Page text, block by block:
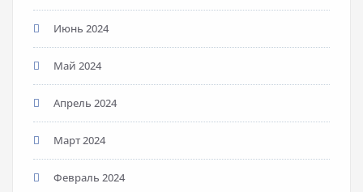
Июнь 2024
Май 2024
Апрель 2024
Март 2024
Февраль 2024